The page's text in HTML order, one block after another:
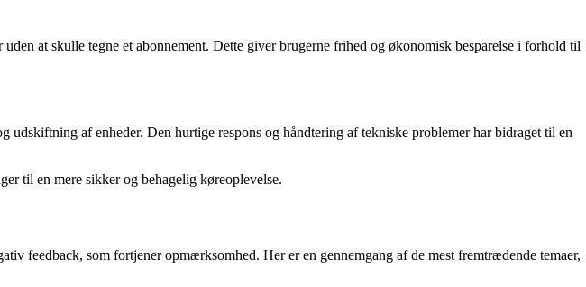
at skulle tegne et abonnement. Dette giver brugerne frihed og økonomisk besparelse i forhold til
af enheder. Den hurtige respons og håndtering af tekniske problemer har bidraget til en
til en mere sikker og behagelig køreoplevelse.
feedback, som fortjener opmærksomhed. Her er en gennemgang af de mest fremtrædende temaer,